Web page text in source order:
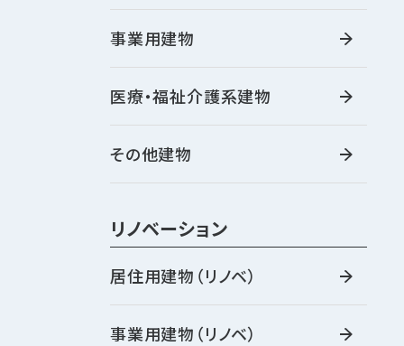
事業用建物
医療・福祉介護系建物
その他建物
リノベーション
居住用建物（リノベ）
事業用建物（リノベ）